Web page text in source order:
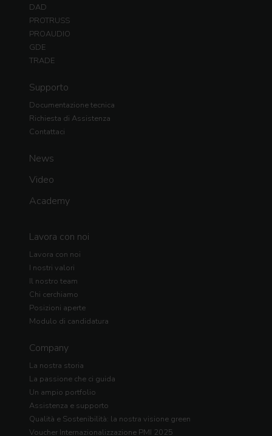
DAD
PROTRUSS
PROAUDIO
GDE
TRADE
Supporto
Documentazione tecnica
Richiesta di Assistenza
Contattaci
News
Video
Academy
Lavora con noi
Lavora con noi
I nostri valori
Il nostro team
Chi cerchiamo
Posizioni aperte
Modulo di candidatura
Company
La nostra storia
La passione che ci guida
Un ampio portfolio
Assistenza e supporto
Qualità e Sostenibilità: la nostra visione green
Voucher Internazionalizzazione PMI 2025